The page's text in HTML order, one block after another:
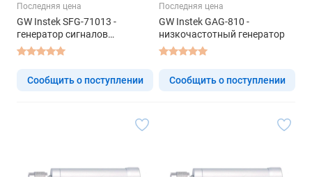
Последняя цена
GW Instek SFG-71013 -
генератор сигналов
специальной формы
Сообщить о поступлении
Последняя цена
GW Instek GAG-810 -
низкочастотный генератор
Сообщить о поступлении